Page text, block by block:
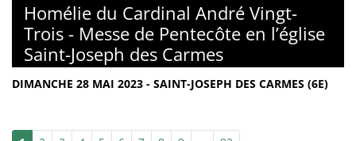
Homélie du Cardinal André Vingt-
Trois - Messe de Pentecôte en l’église
Saint-Joseph des Carmes
DIMANCHE 28 MAI 2023 - SAINT-JOSEPH DES CARMES (6E)